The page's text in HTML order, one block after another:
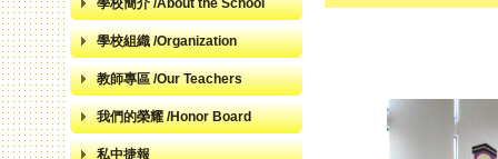
學校簡介 /About the School
學校組織 /Organization
教師專區 /Our Teachers
我們的榮耀 /Honor Board
私中捷報